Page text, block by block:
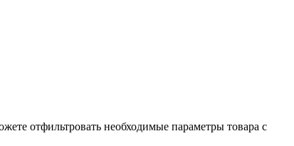
отфильтровать необходимые параметры товара с